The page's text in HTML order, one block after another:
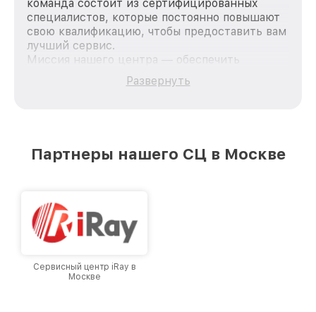
команда состоит из сертифицированных
специалистов, которые постоянно повышают
свою квалификацию, чтобы предоставить вам
лучший сервис.
Миссия нашего центра — обеспечить
качественный и доступный ремонт для
каждого пользователя продукции Infratech,
лучшим сервисным центром Infratech в
Развернуть
Партнеры нашего СЦ в Москве
Сервисный центр iRay в
Москве